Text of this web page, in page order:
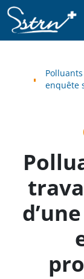
Aller au contenu
SSTRN
enquête